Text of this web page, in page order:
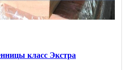
класс Экстра